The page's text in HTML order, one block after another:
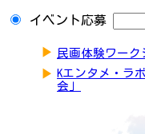
イベント応募
▶ 民画体験ワー
▶ Kエンタメ・ラ
会」